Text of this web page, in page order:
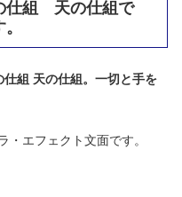
仕組 天の仕組で
組 天の仕組。一切と手を
・エフェクト文面です。